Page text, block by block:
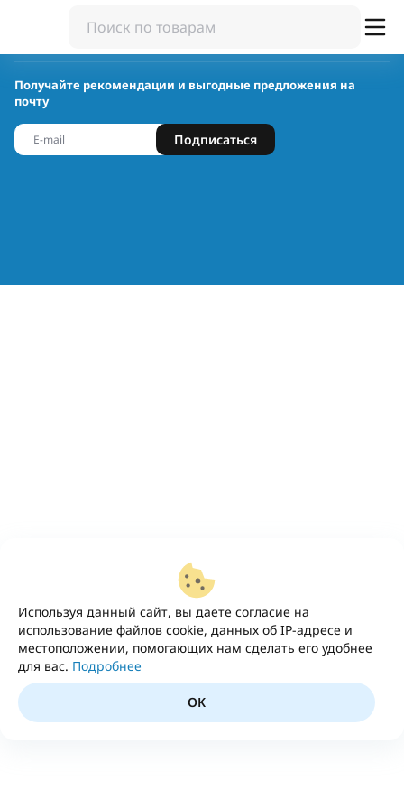
Используя данный сайт, вы даете согласие на
использование файлов cookie, данных об IP-адресе и
местоположении, помогающих нам сделать его удобнее
для вас. Подробнее
OK
Получайте рекомендации и выгодные предложения на
почту
Подписаться